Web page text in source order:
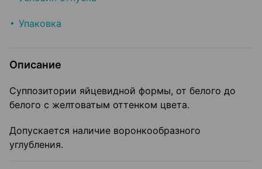
Упаковка
Описание
Суппозитории яйцевидной формы, от белого до
белого с желтоватым оттенком цвета.
Допускается наличие воронкообразного
углубления.